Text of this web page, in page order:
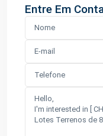
Entre Em